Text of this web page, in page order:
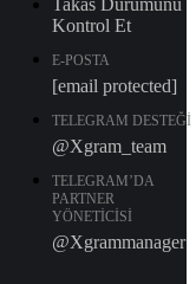
Takas Durumunu
Kontrol Et
E-POSTA
[email protected]
TELEGRAM DESTEĞI
@Xgram_team
TELEGRAM’DA
PARTNER
YÖNETICISI
@Xgrammanager